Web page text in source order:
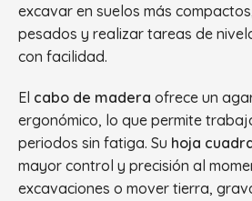
excavar en suelos más
pesados y realizar tareas de
con facilidad.
El cabo de madera ofrece un
ergonómico, lo que permite
periodos sin fatiga. Su hoja
mayor control y precisión al
excavaciones o mover tierra,